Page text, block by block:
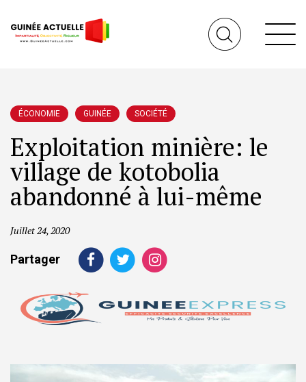
ÉCONOMIE GUINÉE SOCIÉTÉ
Exploitation minière: le
village de kotobolia
abandonné à lui-même
Juillet 24, 2020
Partager